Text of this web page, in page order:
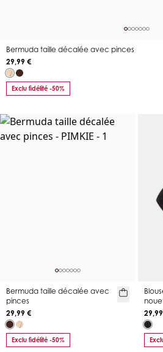
Bermuda taille décalée avec pinces
29,99 €
Exclu fidélité -50%
Bermuda taille décalée avec
pinces
29,99 €
Exclu fidélité -50%